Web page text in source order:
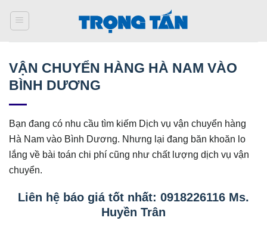
qua
VẬN CHUYỂN HÀNG HÀ NAM VÀO
BÌNH DƯƠNG
Bạn đang có nhu cầu tìm kiếm Dịch vụ vận chuyển hàng
Hà Nam vào Bình Dương. Nhưng lại đang băn khoăn lo
lắng về bài toán chi phí cũng như chất lượng dịch vụ vận
chuyển.
Liên hệ báo giá tốt nhất: 0918226116 Ms.
Huyền Trân